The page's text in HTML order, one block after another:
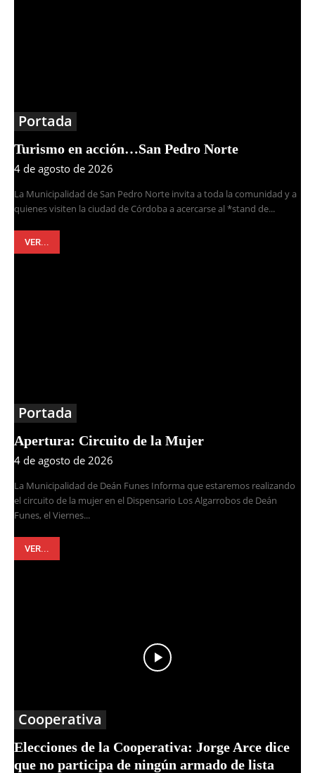
Portada
Turismo en acción…San Pedro Norte
4 de agosto de 2026
La Municipalidad de San Pedro Norte invita a toda la comunidad y a
quienes visiten la ciudad de Córdoba a acercarse al *stand de...
VER...
Portada
Apertura: Circuito de la Mujer
4 de agosto de 2026
La Municipalidad de Deán Funes Informa que estaremos realizando
el circuito de la mujer en el Dispensario Los Algarrobos de Deán
Funes, el Viernes...
VER...
Cooperativa
Elecciones de la Cooperativa: Jorge Arce dice
que no participa de ningún armado de lista